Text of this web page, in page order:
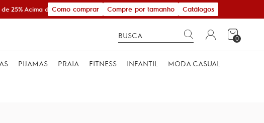
25% Acima de R$ 600,00
Como comprar Compre por tamanho Catálogos
0
PIJAMAS PRAIA FITNESS INFANTIL MODA CASUAL